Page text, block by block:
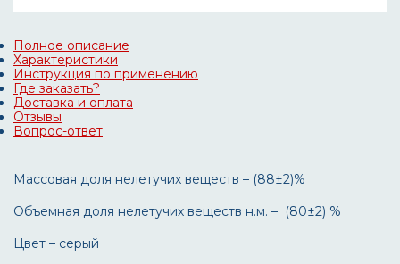
Полное описание
Характеристики
Инструкция по применению
Где заказать?
Доставка и оплата
Отзывы
Вопрос-ответ
Массовая доля нелетучих веществ – (88±2)%
Объемная доля нелетучих веществ н.м. – (80±2) %
Цвет – серый